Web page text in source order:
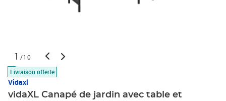
1 /10
Livraison offerte
Vidaxl
vidaXL Canapé de jardin avec table et